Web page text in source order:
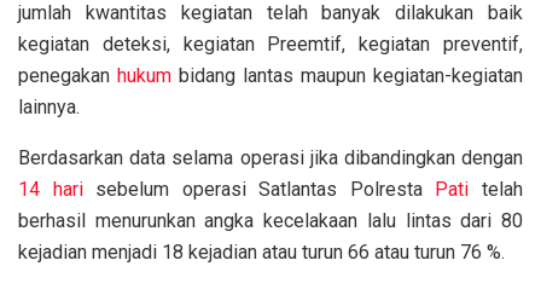
jumlah kwantitas kegiatan telah banyak dilakukan baik
kegiatan deteksi, kegiatan Preemtif, kegiatan preventif,
penegakan hukum bidang lantas maupun kegiatan-kegiatan
lainnya.
Berdasarkan data selama operasi jika dibandingkan dengan
14 harisebelum operasi Satlantas Polresta Pati telah
berhasil menurunkan angka kecelakaan lalu lintas dari 80
kejadian menjadi 18 kejadian atau turun 66 atau turun 76 %.